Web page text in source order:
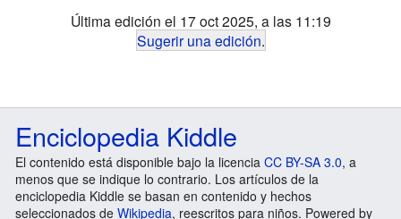
Última edición el 17 oct 2025, a las 11:19
Sugerir una edición.
Enciclopedia Kiddle
El contenido está disponible bajo la licencia CC BY-SA 3.0, a
menos que se indique lo contrario. Los artículos de la
enciclopedia Kiddle se basan en contenido y hechos
seleccionados de Wikipedia, reescritos para niños. Powered by